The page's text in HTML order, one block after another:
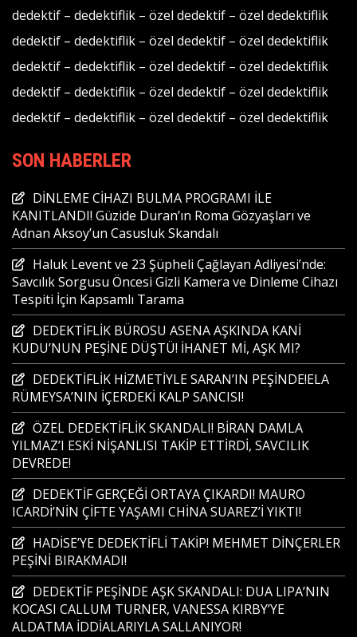
dedektif – dedektiflik – özel dedektif – özel dedektiflik
dedektif – dedektiflik – özel dedektif – özel dedektiflik
dedektif – dedektiflik – özel dedektif – özel dedektiflik
dedektif – dedektiflik – özel dedektif – özel dedektiflik
dedektif – dedektiflik – özel dedektif – özel dedektiflik
SON HABERLER
DİNLEME CİHAZI BULMA PROGRAMI İLE
KANITLANDI! Güzide Duran’ın Roma Gözyaşları ve
Adnan Aksoy’un Casusluk Skandalı
Haluk Levent ve 23 Şüpheli Çağlayan Adliyesi’nde:
Savcılık Sorgusu Öncesi Gizli Kamera ve Dinleme Cihazı
Tespiti İçin Kapsamlı Tarama
DEDEKTİFLİK BÜROSU ASENA AŞKINDA KANİ
KUDU’NUN PEŞİNE DÜŞTÜ! İHANET Mİ, AŞK MI?
DEDEKTİFLİK HİZMETİYLE SARAN’IN PEŞİNDE!ELA
RÜMEYSA’NIN İÇERDEKİ KALP SANCISI!
ÖZEL DEDEKTİFLİK SKANDALI! BİRAN DAMLA
YILMAZ’I ESKİ NİŞANLISI TAKİP ETTİRDİ, SAVCILIK
DEVREDE!
DEDEKTİF GERÇEĞİ ORTAYA ÇIKARDI! MAURO
ICARDİ’NİN ÇİFTE YAŞAMI CHİNA SUAREZ’İ YIKTI!
HADİSE’YE DEDEKTİFLİ TAKİP! MEHMET DİNÇERLER
PEŞİNİ BIRAKMADI!
DEDEKTİF PEŞİNDE AŞK SKANDALI: DUA LIPA’NIN
KOCASI CALLUM TURNER, VANESSA KIRBY’YE
ALDATMA İDDİALARIYLA SALLANIYOR!